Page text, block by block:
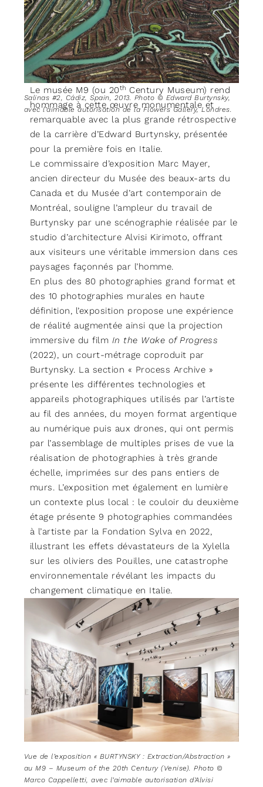
Salinas #2, Cádiz, Spain, 2013. Photo © Edward Burtynsky,
avec l’aimable autorisation de la Flowers Gallery, Londres.
Le musée M9 (ou 20th Century Museum) rend
hommage à cette œuvre monumentale et
remarquable avec la plus grande rétrospective
de la carrière d’Edward Burtynsky, présentée
pour la première fois en Italie.
Le commissaire d’exposition Marc Mayer,
ancien directeur du Musée des beaux-arts du
Canada et du Musée d’art contemporain de
Montréal, souligne l’ampleur du travail de
Burtynsky par une scénographie réalisée par le
studio d’architecture Alvisi Kirimoto, offrant
aux visiteurs une véritable immersion dans ces
paysages façonnés par l’homme.
En plus des 80 photographies grand format et
des 10 photographies murales en haute
définition, l’exposition propose une expérience
de réalité augmentée ainsi que la projection
immersive du film In the Wake of Progress
(2022), un court-métrage coproduit par
Burtynsky. La section « Process Archive »
présente les différentes technologies et
appareils photographiques utilisés par l’artiste
au fil des années, du moyen format argentique
au numérique puis aux drones, qui ont permis
par l’assemblage de multiples prises de vue la
réalisation de photographies à très grande
échelle, imprimées sur des pans entiers de
murs. L’exposition met également en lumière
un contexte plus local : le couloir du deuxième
étage présente 9 photographies commandées
à l’artiste par la Fondation Sylva en 2022,
illustrant les effets dévastateurs de la Xylella
sur les oliviers des Pouilles, une catastrophe
environnementale révélant les impacts du
changement climatique en Italie.
Vue de l’exposition « BURTYNSKY : Extraction/Abstraction »
au M9 – Museum of the 20th Century (Venise). Photo ©
Marco Cappelletti, avec l’aimable autorisation d’Alvisi